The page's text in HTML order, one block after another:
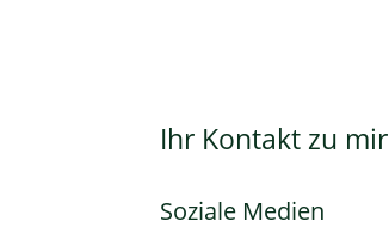
Ihr Kontakt zu mir
Soziale Medien